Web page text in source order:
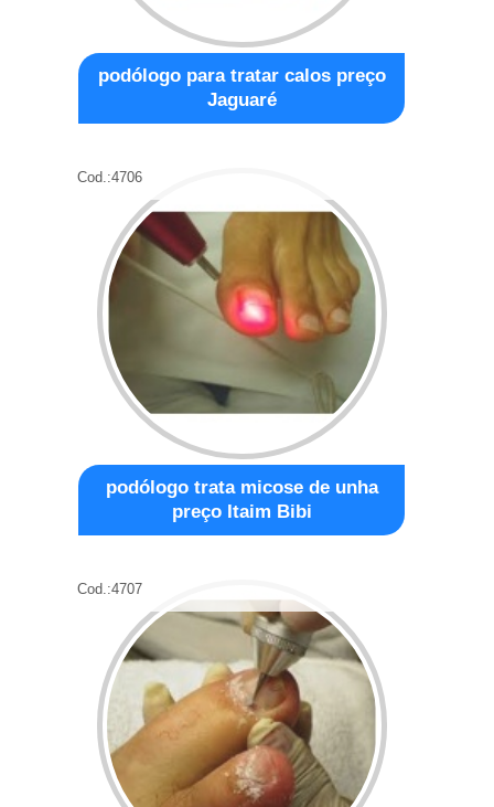
podólogo para tratar calos preço
Jaguaré
Cod.:4706
podólogo trata micose de unha
preço Itaim Bibi
Cod.:4707